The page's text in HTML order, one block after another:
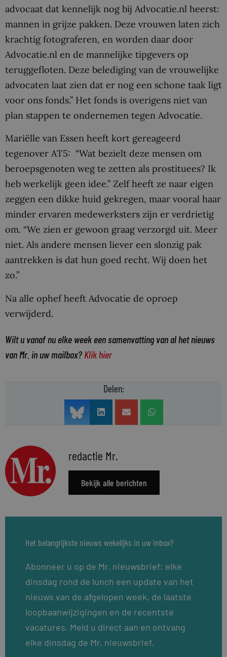
advocaat dat kennelijk nog bij Advocatie.nl heerst:
mannen in grijze pakken. Deze vrouwen laten zich
krachtig fotograferen, en worden daar door
Advocatie.nl en de mannelijke tipgevers op
teruggefloten. Deze belediging van de vrouwelijke
advocaten laat zien dat er nog een schone taak ligt
voor ons fonds.” Het fonds is overigens niet van
plan stappen te ondernemen tegen Advocatie.
Mariëlle van Essen heeft kort gereageerd
tegenover AT5: “Wat bezielt deze mensen om
beroepsgenoten weg te zetten als prostituees? Ik
heb werkelijk geen idee.” Zelf heeft ze naar eigen
zeggen een dikke huid gekregen, maar vooral haar
minder ervaren medewerksters zijn er verdrietig
om. “We zien er gewoon graag verzorgd uit. Meer
niet. Als andere mensen liever een slonzig pak
aantrekken is dat hun goed recht. Wij doen het
zo.”
Na alle ophef heeft Advocatie de oproep
verwijderd.
Wilt u vanaf nu elke week een samenvatting van al het nieuws
van Mr. in uw mailbox? Klik hier
Delen:
redactie Mr.
Bekijk alle berichten
Het belangrijkste nieuws wekelijks in uw inbox?
Abonneer u op de Mr. nieuwsbrief: elke
dinsdag rond de lunch een update van het
nieuws van de afgelopen week, de laatste
loopbaanwijzigingen en de recentste
vacatures. Meld u direct aan en ontvang
elke dinsdag de Mr. nieuwsbrief.